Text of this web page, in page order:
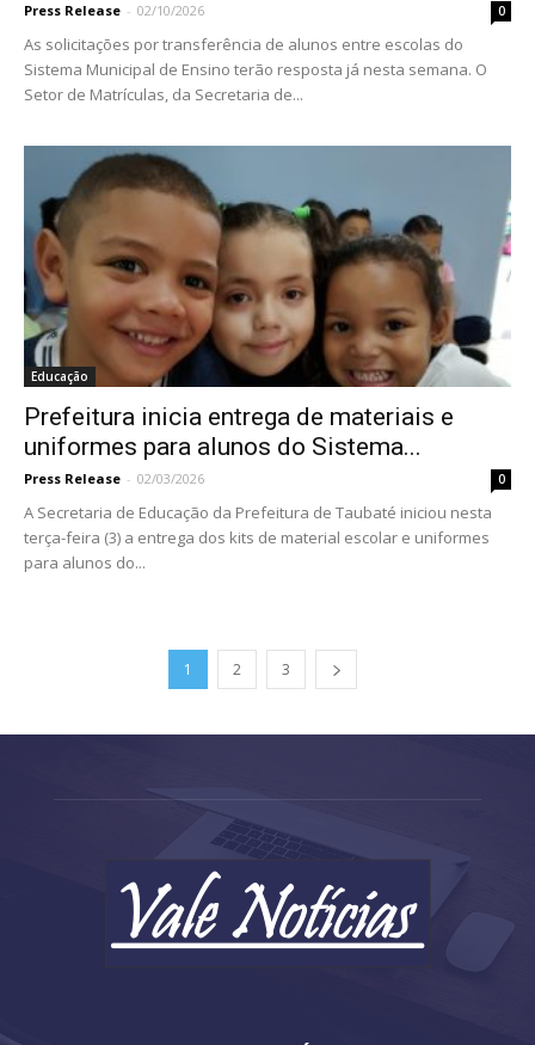
Press Release - 02/10/2026 0
As solicitações por transferência de alunos entre escolas do
Sistema Municipal de Ensino terão resposta já nesta semana. O
Setor de Matrículas, da Secretaria de...
Educação
Prefeitura inicia entrega de materiais e
uniformes para alunos do Sistema...
Press Release - 02/03/2026 0
A Secretaria de Educação da Prefeitura de Taubaté iniciou nesta
terça-feira (3) a entrega dos kits de material escolar e uniformes
para alunos do...
1 2 3